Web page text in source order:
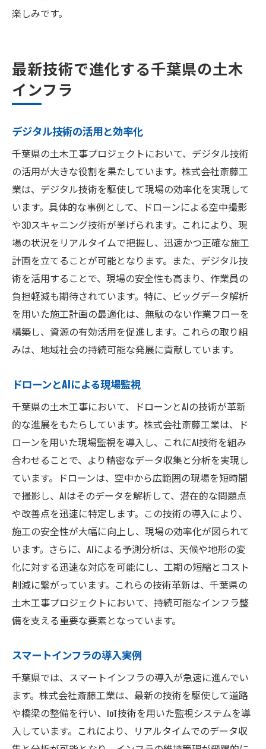
楽しみです。
最新技術で進化する千葉県の土木
インフラ
デジタル技術の活用と効率化
千葉県の土木工事プロジェクトにおいて、デジタル技術
の活用が大きな役割を果たしています。株式会社斎藤工
業は、デジタル技術を駆使して現場の効率化を実現して
います。具体的な事例として、ドローンによる空中撮影
や3Dスキャニング技術が挙げられます。これにより、現
場の状況をリアルタイムで把握し、迅速かつ正確な施工
計画を立てることが可能となります。また、デジタル技
術を活用することで、現場の安全性も高まり、作業員の
負担軽減も期待されています。特に、ビッグデータ解析
を用いた施工計画の最適化は、無駄のない作業フローを
構築し、資源の有効活用を促進します。これらの取り組
みは、地域社会の持続可能な発展に貢献しています。
ドローンとAIによる現場監視
千葉県の土木工事において、ドローンとAIの技術が革新
的な進展をもたらしています。株式会社斎藤工業は、ド
ローンを用いた現場監視を導入し、これにAI技術を組み
合わせることで、より精密なデータ収集と分析を実現し
ています。ドローンは、空中から広範囲の現場を短時間
で撮影し、AIはそのデータを解析して、潜在的な問題点
や改善点を迅速に特定します。この技術の導入により、
施工の安全性が大幅に向上し、現場の効率化が図られて
います。さらに、AIによる予測分析は、天候や地形の変
化に対する迅速な対応を可能にし、工期の短縮とコスト
削減に繋がっています。これらの技術革新は、千葉県の
土木工事プロジェクトにおいて、持続可能なインフラ整
備を支える重要な要素となっています。
スマートインフラの導入実例
千葉県では、スマートインフラの導入が急速に進んでい
ます。株式会社斎藤工業は、最新の技術を駆使して道路
や橋梁の整備を行い、IoT技術を用いた監視システムを導
入しています。これにより、リアルタイムでのデータ収